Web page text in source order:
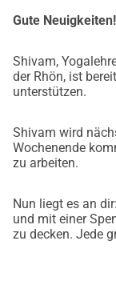
Gute Neuigkeiten!
Shivam,
der Rhön, ist
unterstützen.
Shivam wird
Wochenende
zu arbeiten.
Nun liegt es an
und mit einer
zu decken. Jede